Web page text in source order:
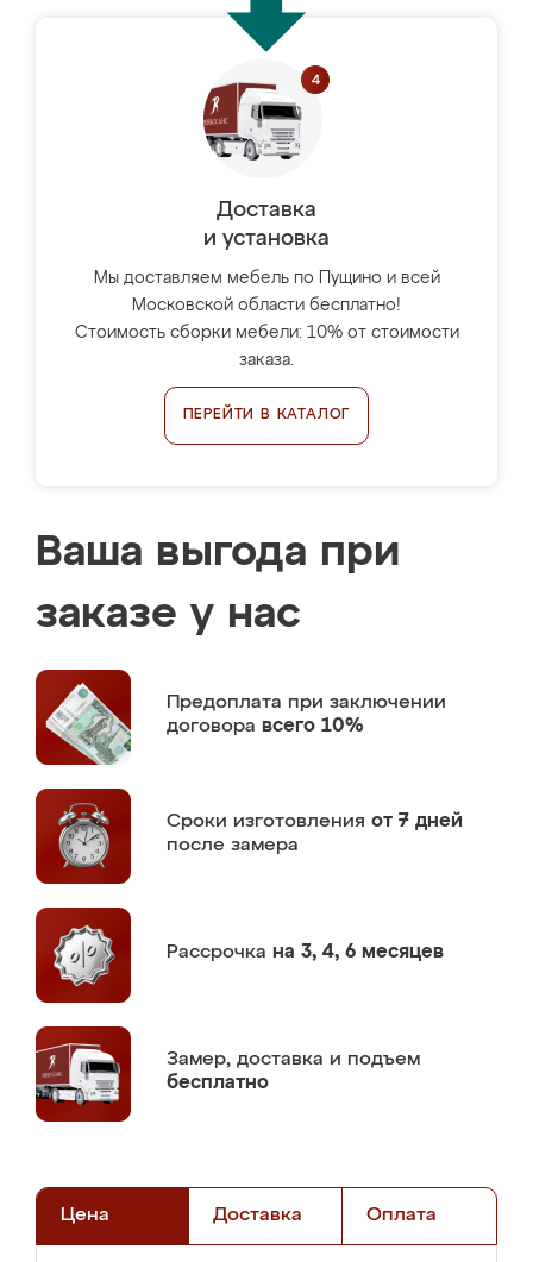
Доставка
и установка
Мы доставляем мебель по Пущино и всей
Московской области бесплатно!
Стоимость сборки мебели: 10% от стоимости
заказа.
ПЕРЕЙТИ В КАТАЛОГ
Ваша выгода при
заказе у нас
Предоплата при заключении
договора всего 10%
Сроки изготовления от 7 дней
после замера
Рассрочка на 3, 4, 6 месяцев
Замер, доставка и подъем
бесплатно
Цена Доставка Оплата